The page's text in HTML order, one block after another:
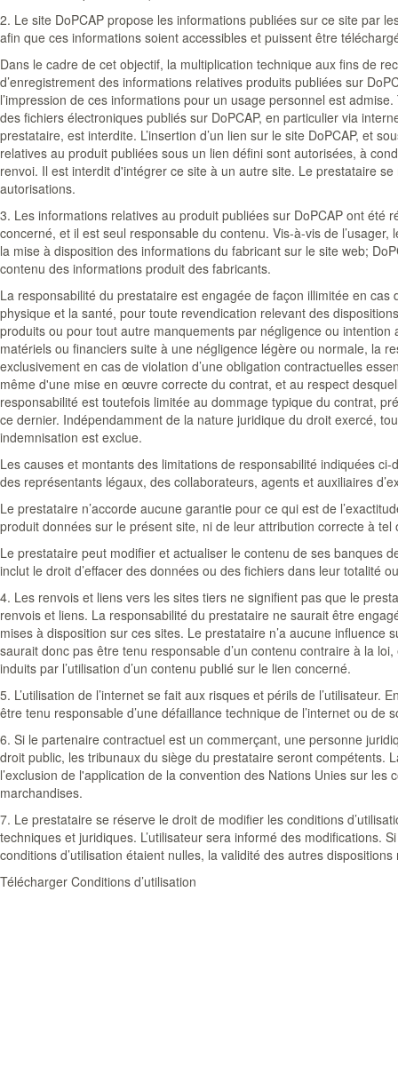
2. Le site DoPCAP propose les informations publiées sur ce site par
afin que ces informations soient accessibles et puissent être
Dans le cadre de cet objectif, la multiplication technique aux fins de
d’enregistrement des informations relatives produits publiées sur
l’impression de ces informations pour un usage personnel est
des fichiers électroniques publiés sur DoPCAP, en particulier via
prestataire, est interdite. L’insertion d’un lien sur le site DoPCAP, et
relatives au produit publiées sous un lien défini sont autorisées, à
renvoi. Il est interdit d'intégrer ce site à un autre site. Le prestataire se
autorisations.
3. Les informations relatives au produit publiées sur DoPCAP ont été
concerné, et il est seul responsable du contenu. Vis-à-vis de
la mise à disposition des informations du fabricant sur le site web;
contenu des informations produit des fabricants.
La responsabilité du prestataire est engagée de façon illimitée en cas
physique et la santé, pour toute revendication relevant des
produits ou pour tout autre manquements par négligence ou
matériels ou financiers suite à une négligence légère ou normale, la
exclusivement en cas de violation d’une obligation contractuelles
même d'une mise en œuvre correcte du contrat, et au respect
responsabilité est toutefois limitée au dommage typique du contrat,
ce dernier. Indépendamment de la nature juridique du droit exercé,
indemnisation est exclue.
Les causes et montants des limitations de responsabilité indiquées
des représentants légaux, des collaborateurs, agents et auxiliaires
Le prestataire n’accorde aucune garantie pour ce qui est de
produit données sur le présent site, ni de leur attribution correcte à
Le prestataire peut modifier et actualiser le contenu de ses banques
inclut le droit d’effacer des données ou des fichiers dans leur totalité
4. Les renvois et liens vers les sites tiers ne signifient pas que le
renvois et liens. La responsabilité du prestataire ne saurait être
mises à disposition sur ces sites. Le prestataire n’a aucune influence
saurait donc pas être tenu responsable d’un contenu contraire à la
induits par l’utilisation d’un contenu publié sur le lien concerné.
5. L’utilisation de l’internet se fait aux risques et périls de l’utilisateur.
être tenu responsable d’une défaillance technique de l’internet ou de
6. Si le partenaire contractuel est un commerçant, une personne
droit public, les tribunaux du siège du prestataire seront compétents.
l’exclusion de l'application de la convention des Nations Unies sur les
marchandises.
7. Le prestataire se réserve le droit de modifier les conditions
techniques et juridiques. L’utilisateur sera informé des modifications.
conditions d’utilisation étaient nulles, la validité des autres dispositions
Télécharger Conditions d’utilisation